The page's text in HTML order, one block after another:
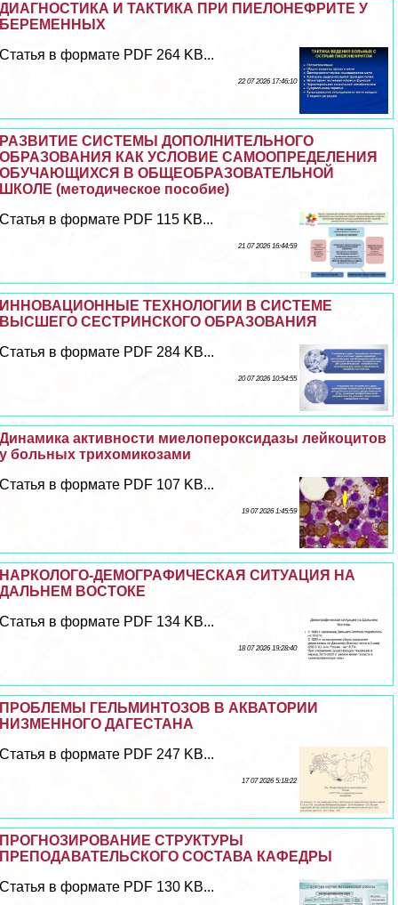
ДИАГНОСТИКА И ТАКТИКА ПРИ ПИЕЛОНЕФРИТЕ У
БЕРЕМЕННЫХ
Статья в формате PDF 264 KB...
22 07 2026 17:46:10
РАЗВИТИЕ СИСТЕМЫ ДОПОЛНИТЕЛЬНОГО
ОБРАЗОВАНИЯ КАК УСЛОВИЕ САМООПРЕДЕЛЕНИЯ
ОБУЧАЮЩИХСЯ В ОБЩЕОБРАЗОВАТЕЛЬНОЙ
ШКОЛЕ (методическое пособие)
Статья в формате PDF 115 KB...
21 07 2026 16:44:59
ИННОВАЦИОННЫЕ ТЕХНОЛОГИИ В СИСТЕМЕ
ВЫСШЕГО СЕСТРИНСКОГО ОБРАЗОВАНИЯ
Статья в формате PDF 284 KB...
20 07 2026 10:54:55
Динамика активности миелопероксидазы лейкоцитов
у больных трихомикозами
Статья в формате PDF 107 KB...
19 07 2026 1:45:59
НАРКОЛОГО-ДЕМОГРАФИЧЕСКАЯ СИТУАЦИЯ НА
ДАЛЬНЕМ ВОСТОКЕ
Статья в формате PDF 134 KB...
18 07 2026 19:28:40
ПРОБЛЕМЫ ГЕЛЬМИНТОЗОВ В АКВАТОРИИ
НИЗМЕННОГО ДАГЕСТАНА
Статья в формате PDF 247 KB...
17 07 2026 5:18:22
ПРОГНОЗИРОВАНИЕ СТРУКТУРЫ
ПРЕПОДАВАТЕЛЬСКОГО СОСТАВА КАФЕДРЫ
Статья в формате PDF 130 KB...